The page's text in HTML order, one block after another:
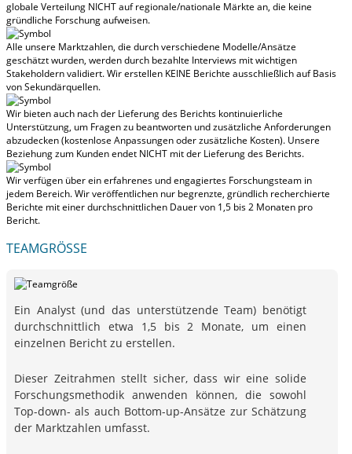
globale Verteilung NICHT auf regionale/nationale Märkte an, die keine
gründliche Forschung aufweisen.
Alle unsere Marktzahlen, die durch verschiedene Modelle/Ansätze
geschätzt wurden, werden durch bezahlte Interviews mit wichtigen
Stakeholdern validiert.Wir erstellen KEINE Berichte ausschließlich auf Basis
von Sekundärquellen.
Wir bieten auch nach der Lieferung des Berichts kontinuierliche
Unterstützung, um Fragen zu beantworten und zusätzliche Anforderungen
abzudecken (kostenlose Anpassungen oder zusätzliche Kosten). Unsere
Beziehung zum Kunden endet NICHT mit der Lieferung des Berichts.
Wir verfügen über ein erfahrenes und engagiertes Forschungsteam in
jedem Bereich. Wir veröffentlichen nur begrenzte, gründlich recherchierte
Berichte miteiner durchschnittlichen Dauer von 1,5 bis 2 Monaten pro
Bericht.
TEAMGRÖSSE
Ein Analyst (und das unterstützende Team) benötigt
durchschnittlich etwa 1,5 bis 2 Monate, um einen
einzelnen Bericht zu erstellen.
Dieser Zeitrahmen stellt sicher, dass wir eine solide
Forschungsmethodik anwenden können, die sowohl
Top-down- als auch Bottom-up-Ansätze zur Schätzung
der Marktzahlen umfasst.